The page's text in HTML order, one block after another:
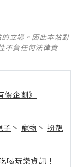
立場。因此本站對
不負任何法律責
企劃》
子 丶 寵物 丶 扮靚
玩樂資訊！